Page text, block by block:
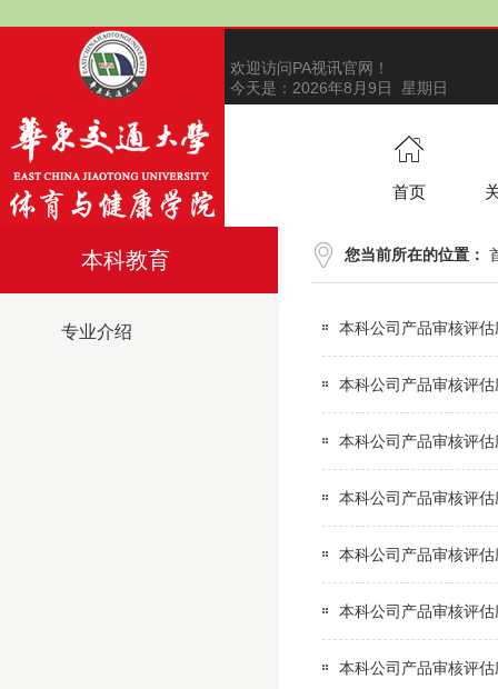
欢迎访问PA视讯官网！
今天是： 2026年8月9日 星期日
首页
本科教育
专业介绍
您当前所在的位置：
本科公司产品审核评
本科公司产品审核评
本科公司产品审核评
本科公司产品审核评
本科公司产品审核评
本科公司产品审核评
本科公司产品审核评